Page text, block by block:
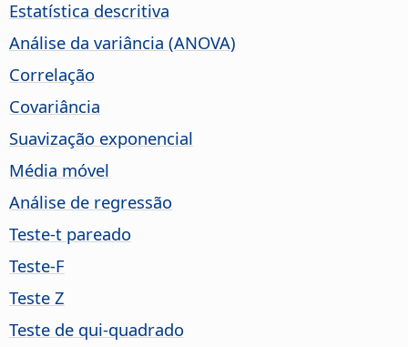
Estatística descritiva
Análise da variância (ANOVA)
Correlação
Covariância
Suavização exponencial
Média móvel
Análise de regressão
Teste-t pareado
Teste-F
Teste Z
Teste de qui-quadrado